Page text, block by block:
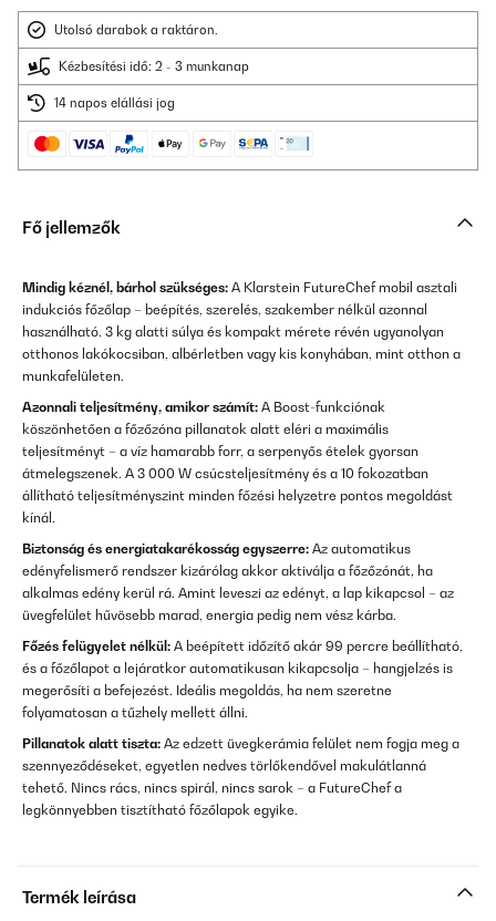
Utolsó darabok a raktáron.
Kézbesítési idő: 2 - 3 munkanap
14 napos elállási jog
Fő jellemzők
Mindig kéznél, bárhol szükséges: A Klarstein FutureChef mobil asztali
indukciós főzőlap – beépítés, szerelés, szakember nélkül azonnal
használható. 3 kg alatti súlya és kompakt mérete révén ugyanolyan
otthonos lakókocsiban, albérletben vagy kis konyhában, mint otthon a
munkafelületen.
Azonnali teljesítmény, amikor számít: A Boost-funkciónak
köszönhetően a főzőzóna pillanatok alatt eléri a maximális
teljesítményt – a víz hamarabb forr, a serpenyős ételek gyorsan
átmelegszenek. A 3 000 W csúcsteljesítmény és a 10 fokozatban
állítható teljesítményszint minden főzési helyzetre pontos megoldást
kínál.
Biztonság és energiatakarékosság egyszerre: Az automatikus
edényfelismerő rendszer kizárólag akkor aktiválja a főzőzónát, ha
alkalmas edény kerül rá. Amint leveszi az edényt, a lap kikapcsol – az
üvegfelület hűvösebb marad, energia pedig nem vész kárba.
Főzés felügyelet nélkül: A beépített időzítő akár 99 percre beállítható,
és a főzőlapot a lejáratkor automatikusan kikapcsolja – hangjelzés is
megerősíti a befejezést. Ideális megoldás, ha nem szeretne
folyamatosan a tűzhely mellett állni.
Pillanatok alatt tiszta: Az edzett üvegkerámia felület nem fogja meg a
szennyeződéseket, egyetlen nedves törlőkendővel makulátlanná
tehető. Nincs rács, nincs spirál, nincs sarok – a FutureChef a
legkönnyebben tisztítható főzőlapok egyike.
Termék leírása